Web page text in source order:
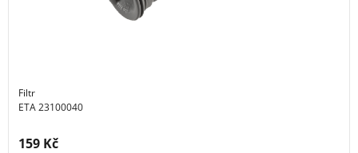
Filtr
ETA 23100040
Cena s DPH:
159 Kč